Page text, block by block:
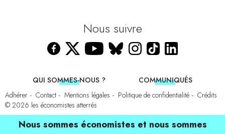
Nous suivre
QUI SOMMES-NOUS ?
COMMUNIQUÉS
Adhérer
Contact Mentions légales Politique de confidentialité
Crédits
© 2026 les économistes atterrés
Nous sommes économistes et nous sommes